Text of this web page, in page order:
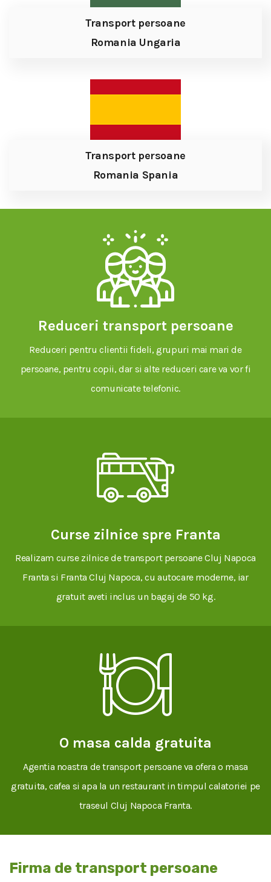
Transport persoane
Romania Ungaria
Transport persoane
Romania Spania
Reduceri transport persoane
Reduceri pentru clientii fideli, grupuri mai mari de
persoane, pentru copii, dar si alte reduceri care va vor fi
comunicate telefonic.
Curse zilnice spre Franta
Realizam curse zilnice de transport persoane Cluj Napoca
Franta si Franta Cluj Napoca, cu autocare moderne, iar
gratuit aveti inclus un bagaj de 50 kg.
O masa calda gratuita
Agentia noastra de transport persoane va ofera o masa
gratuita, cafea si apa la un restaurant in timpul calatoriei pe
traseul Cluj Napoca Franta.
Firma de transport persoane